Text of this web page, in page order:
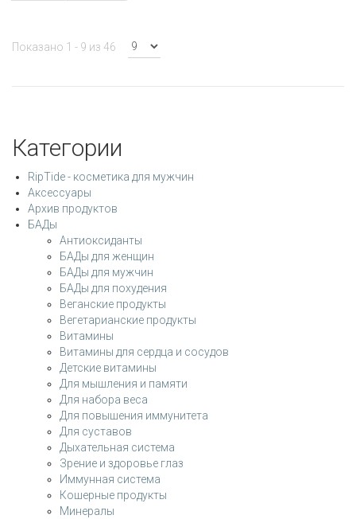
Показано 1 - 9 из 46
Категории
RipTide - косметика для мужчин
Аксессуары
Архив продуктов
БАДы
Антиоксиданты
БАДы для женщин
БАДы для мужчин
БАДы для похудения
Веганские продукты
Вегетарианские продукты
Витамины
Витамины для сердца и сосудов
Детские витамины
Для мышления и памяти
Для набора веса
Для повышения иммунитета
Для суставов
Дыхательная система
Зрение и здоровье глаз
Иммунная система
Кошерные продукты
Минералы